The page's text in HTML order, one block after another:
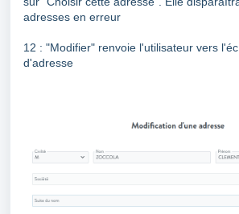
adresses en erreur
12 : "Modifier" renvoie l'utilisateur vers
d'adresse